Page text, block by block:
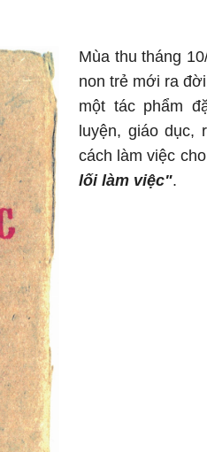
Mùa thu tháng
non trẻ mới ra
một tác phẩm
luyện, giáo dục,
cách làm việc
lối làm việc".